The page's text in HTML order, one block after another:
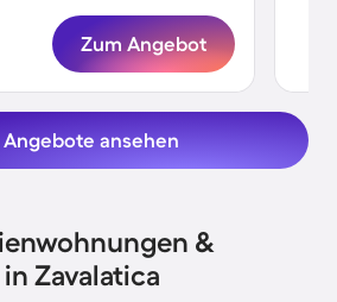
Zum Angebot
Angebote ansehen
&
Zavalatica